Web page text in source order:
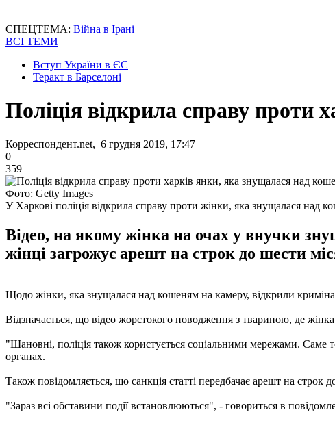
СПЕЦТЕМА: Війна в Ірані
ВСІ ТЕМИ
Вступ України в ЄС
Теракт в Барселоні
Поліція відкрила справу
Корреспондент.net, 6 грудня 2019, 17:47
0
359
Фото: Getty Images
У Харкові поліція відкрила справу проти жінки, яка знущалася над
Відео, на якому жінка на очах у внучки
жінці загрожує арешт на строк до шести
Щодо жінки, яка знущалася над кошеням на камеру, відкрили
Відзначається, що відео жорстокого поводження з твариною, де
"Шановні, поліція також користується соціальними мережами.
органах.
Також повідомляється, що санкція статті передбачає арешт на строк
"Зараз всі обставини події встановлюються", - говориться в